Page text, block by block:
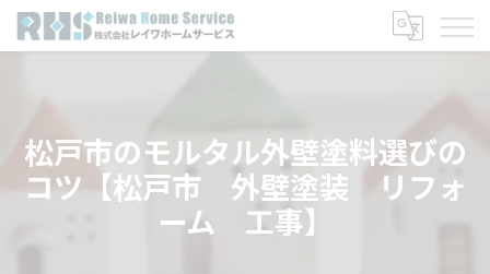
松戸市のモルタル外壁塗料選びの
コツ【松戸市 外壁塗装 リフォ
ーム 工事】